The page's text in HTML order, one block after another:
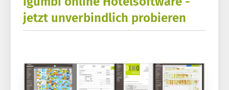
jetzt unverbindlich probieren